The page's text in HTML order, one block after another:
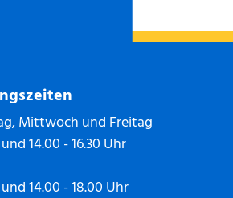
Mittwoch und Freitag
14.00 - 16.30 Uhr
14.00 - 18.00 Uhr